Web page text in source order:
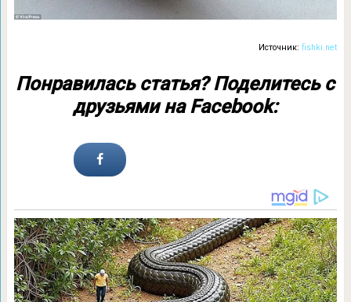
Источник:fishki.net
Понравилась статья? Поделитесь с
друзьями на Facebook: